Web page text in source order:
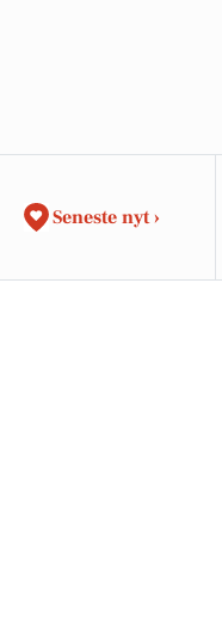
Seneste nyt ›